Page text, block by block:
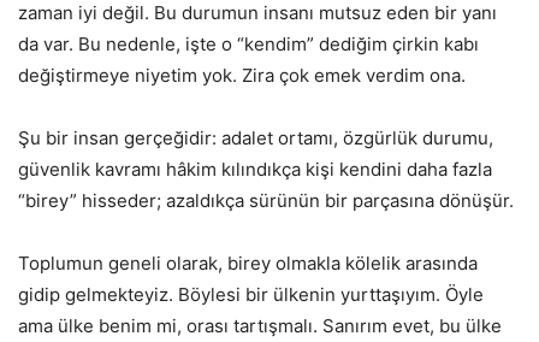
zaman iyi değil. Bu durumun insanı mutsuz eden bir yanı
da var. Bu nedenle, işte o “kendim” dediğim çirkin kabı
değiştirmeye niyetim yok. Zira çok emek verdim ona.
Şu bir insan gerçeğidir: adalet ortamı, özgürlük durumu,
güvenlik kavramı hâkim kılındıkça kişi kendini daha fazla
“birey” hisseder; azaldıkça sürünün bir parçasına dönüşür.
Toplumun geneli olarak, birey olmakla kölelik arasında
gidip gelmekteyiz. Böylesi bir ülkenin yurttaşıyım. Öyle
ama ülke benim mi, orası tartışmalı. Sanırım evet, bu ülke